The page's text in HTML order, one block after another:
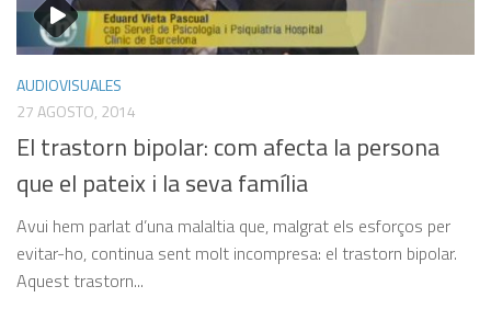
AUDIOVISUALES
27 AGOSTO, 2014
El trastorn bipolar: com afecta la persona
que el pateix i la seva família
Avui hem parlat d’una malaltia que, malgrat els esforços per
evitar-ho, continua sent molt incompresa: el trastorn bipolar.
Aquest trastorn...